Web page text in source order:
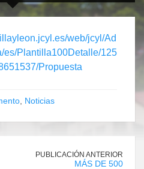
web/jcyl/Ad
es/Plantilla100Detalle/125
Propuesta
Noticias
PUBLICACIÓN ANTERIOR
MÁS DE 500